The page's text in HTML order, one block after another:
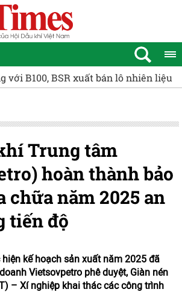
Cà Mau giữ vai trò chủ lực trong
Trung tâm
hoàn thành bảo
chữa năm 2025 an
tiến độ
kế hoạch sản xuất năm 2025 đã
Vietsovpetro phê duyệt, Giàn nén
– Xí nghiệp khai thác các công trình